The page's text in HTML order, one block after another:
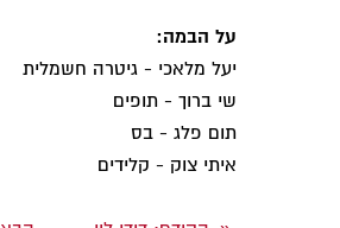
על הבמה:
יעל מלאכי - גיטרה חשמלית
שי ברוך - תופים
תום פלג - בס
איתי צוק - קלידים